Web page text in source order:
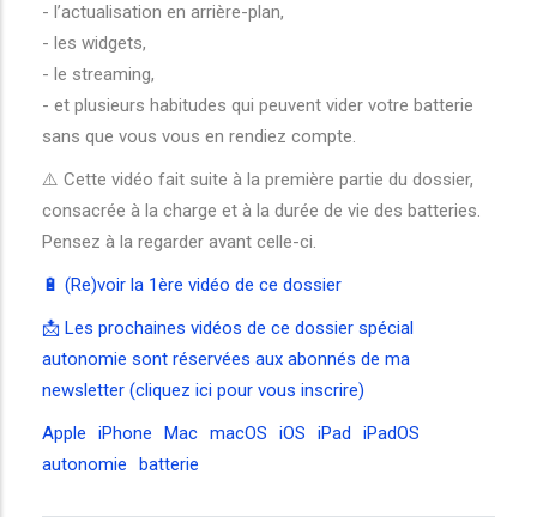
- l’actualisation en arrière-plan,
- les widgets,
- le streaming,
- et plusieurs habitudes qui peuvent vider votre batterie
sans que vous vous en rendiez compte.
⚠️ Cette vidéo fait suite à la première partie du dossier,
consacrée à la charge et à la durée de vie des batteries.
Pensez à la regarder avant celle-ci.
🔋 (Re)voir la 1ère vidéo de ce dossier
📩 Les prochaines vidéos de ce dossier spécial
autonomie sont réservées aux abonnés de ma
newsletter (cliquez ici pour vous inscrire)
Apple
iPhone Mac macOS iOS iPad
iPadOS
autonomie
batterie